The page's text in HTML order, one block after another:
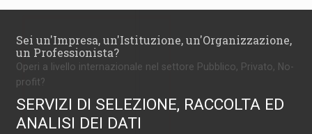
Sei un'Impresa, un'Istituzione, un'Organizzazione,
un Professionista?
Operi a livello internazionale nel settore Pubblico, Privato, No-
profit?
SERVIZI DI SELEZIONE, RACCOLTA ED
ANALISI DEI DATI